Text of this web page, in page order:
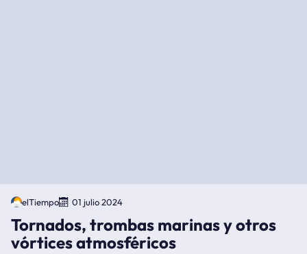
elTiempo 01 julio 2024
Tornados, trombas marinas y otros
vórtices atmosféricos